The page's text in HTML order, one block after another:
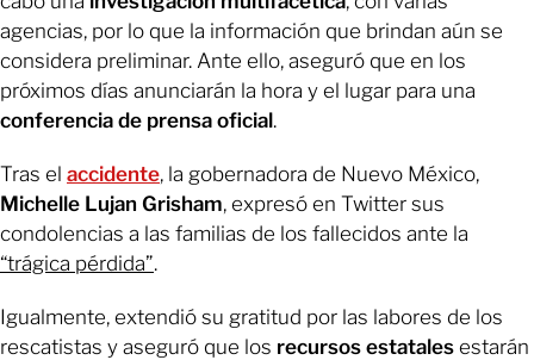
agencias, por lo que la información que brindan aún se
considera preliminar. Ante ello, aseguró que en los
próximos días anunciarán la hora y el lugar para una
conferencia de prensa oficial.
Tras el accidente, la gobernadora de Nuevo México,
Michelle Lujan Grisham, expresó en Twitter sus
condolencias a las familias de los fallecidos ante la
“trágica pérdida”.
Igualmente, extendió su gratitud por las labores de los
rescatistas y aseguró que los recursos estatales estarán